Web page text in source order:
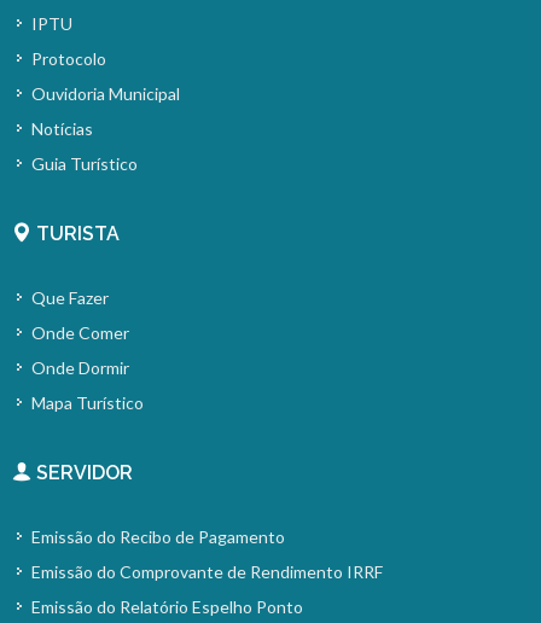
IPTU
Protocolo
Ouvidoria Municipal
Notícias
Guia Turístico
TURISTA
Que Fazer
Onde Comer
Onde Dormir
Mapa Turístico
SERVIDOR
Emissão do Recibo de Pagamento
Emissão do Comprovante de Rendimento IRRF
Emissão do Relatório Espelho Ponto